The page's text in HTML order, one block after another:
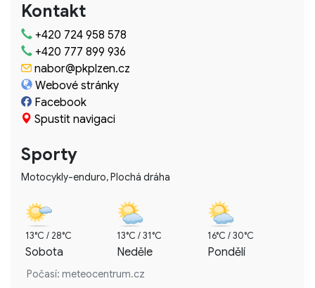
Kontakt
+420 724 958 578
+420 777 899 936
nabor@pkplzen.cz
Webové stránky
Facebook
Spustit navigaci
Sporty
Motocykly-enduro, Plochá dráha
13°C / 28°C
Sobota
13°C / 31°C
Neděle
16°C / 30°C
Pondělí
Počasí: meteocentrum.cz